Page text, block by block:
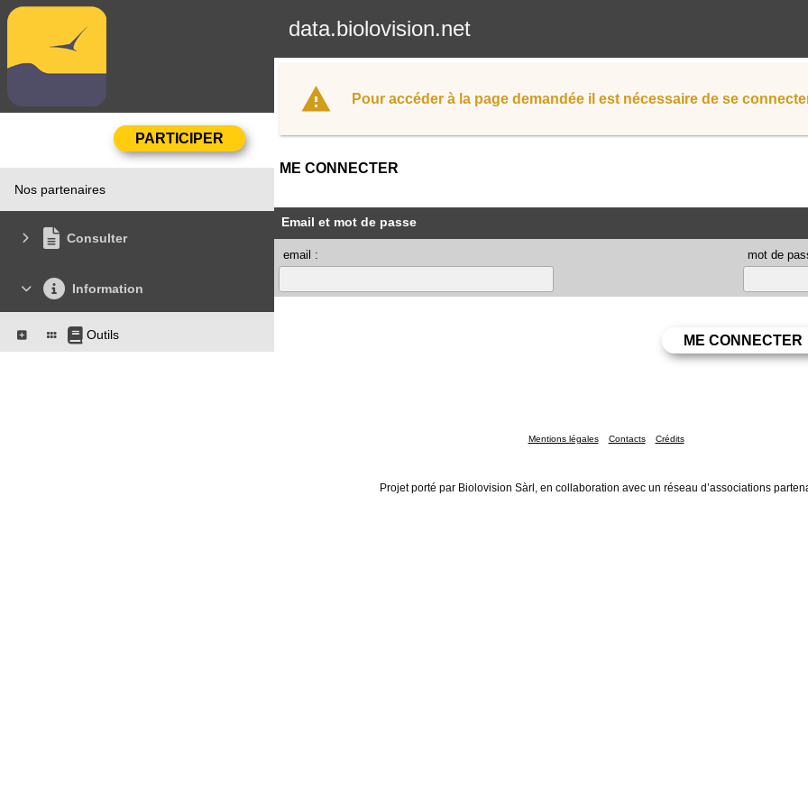
data.biolovision.net
Nos partenaires
Consulter
Information
Outils
Pour accéder à la page demandée il est nécessaire de se
ME CONNECTER
Email et mot de passe
email : mot de
Mentions légales Contacts Crédits
Projet porté par Biolovision Sàrl, en collaboration avec un réseau d’associations